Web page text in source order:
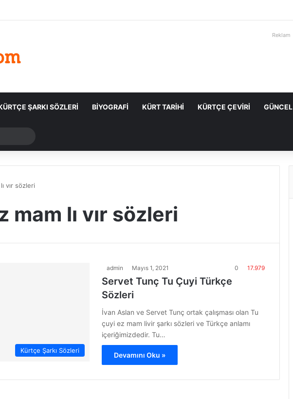
Reklam
ŞARKI SÖZLERI BIYOGRAFI KÜRT TARIHI KÜRTÇE ÇEVIRI GÜNCEL
yap
vır sözleri
mam lı vır sözleri
Kürtçe Şarkı Sözleri
admin Mayıs 1, 2021 0 17.979
Servet Tunç Tu Çuyi Türkçe
Sözleri
İvan Aslan ve Servet Tunç ortak çalışması olan Tu
çuyi ez mam livir şarkı sözleri ve Türkçe anlamı
içeriğimizdedir. Tu…
Devamını Oku »